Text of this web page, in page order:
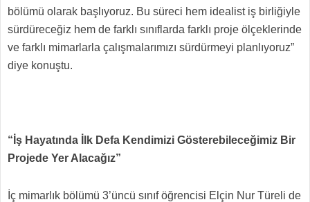
bölümü olarak başlıyoruz. Bu süreci hem idealist iş birliğiyle
sürdüreceğiz hem de farklı sınıflarda farklı proje ölçeklerinde
ve farklı mimarlarla çalışmalarımızı sürdürmeyi planlıyoruz”
diye konuştu.
“İş Hayatında İlk Defa Kendimizi Gösterebileceğimiz Bir
Projede Yer Alacağız”
İç mimarlık bölümü 3’üncü sınıf öğrencisi Elçin Nur Türeli de